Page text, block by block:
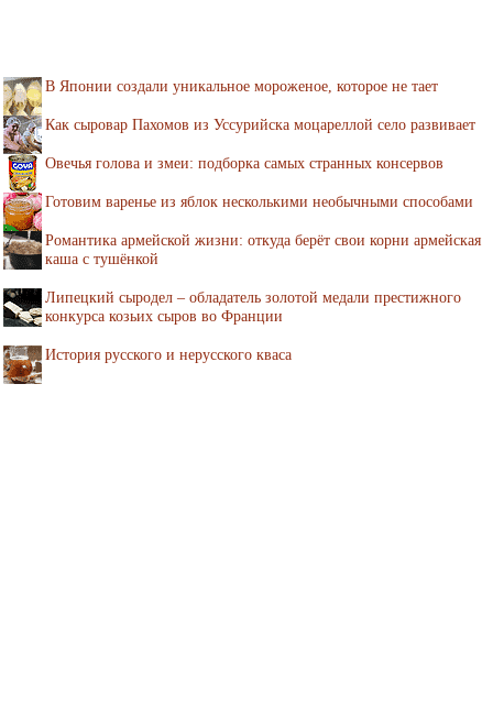
В Японии создали уникальное мороженое, которое не тает
Как сыровар Пахомов из Уссурийска моцареллой село развивает
Овечья голова и змеи: подборка самых странных консервов
Готовим варенье из яблок несколькими необычными способами
Романтика армейской жизни: откуда берёт свои корни армейская
каша с тушёнкой
Липецкий сыродел – обладатель золотой медали престижного
конкурса козьих сыров во Франции
История русского и нерусского кваса